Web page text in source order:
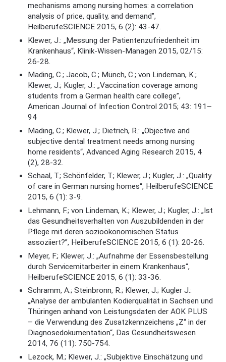
mechanisms among nursing homes: a correlation
analysis of price, quality, and demand”,
HeilberufeSCIENCE 2015, 6 (2): 43-47.
Klewer, J.: „Messung der Patientenzufriedenheit im
Krankenhaus“, Klinik-Wissen-Managen 2015, 02/15:
26-28.
Mäding, C.; Jacob, C.; Münch, C.; von Lindeman, K.;
Klewer, J.; Kugler, J.: „Vaccination coverage among
students from a German health care college”,
American Journal of Infection Control 2015; 43: 191–
94
Mäding, C.; Klewer, J.; Dietrich, R.: „Objective and
subjective dental treatment needs among nursing
home residents“, Advanced Aging Research 2015, 4
(2), 28-32.
Schaal, T.; Schönfelder, T.; Klewer, J.; Kugler, J.: „Quality
of care in German nursing homes“, HeilberufeSCIENCE
2015, 6 (1): 3-9.
Lehmann, F.; von Lindeman, K.; Klewer, J.; Kugler, J.: „Ist
das Gesundheitsverhalten von Auszubildenden in der
Pflege mit deren sozioökonomischen Status
assoziiert?”, HeilberufeSCIENCE 2015, 6 (1): 20-26.
Meyer, F.; Klewer, J.: „Aufnahme der Essensbestellung
durch Servicemitarbeiter in einem Krankenhaus“,
HeilberufeSCIENCE 2015, 6 (1): 33-36.
Schramm, A.; Steinbronn, R.; Klewer, J.; Kugler J.:
„Analyse der ambulanten Kodierqualität in Sachsen und
Thüringen anhand von Leistungsdaten der AOK PLUS
– die Verwendung des Zusatzkennzeichens „Z“ in der
Diagnosedokumentation“, Das Gesundheitswesen
2014, 76 (11): 750-754.
Lezock, M.; Klewer, J.: „Subjektive Einschätzung und